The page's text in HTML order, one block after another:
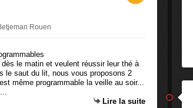
Rouen
le matin et veulent réussir leur thé à
le saut du lit, nous vous proposons 2
même programmable la veille au soir...
Lire la suite